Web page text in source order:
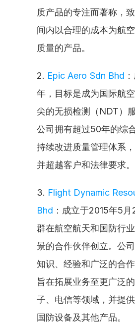
质产品的专注而著称，
间内以合理的成本为航
质量的产品。
2. Epic Aero Sdn Bhd
年，目标是成为国际航
尖的无损检测（NDT）
公司拥有超过50年的综
持续改进质量管理体系
并超越客户和法律要求。
3. Flight Dynamic
Bhd ：成立于2015年5
群在航空航天和国防行
景的合作伙伴创立。公
知识、经验和广泛的合
旨在拓展业务至更广泛
子、电信等领域，并提
国防设备及其他产品。